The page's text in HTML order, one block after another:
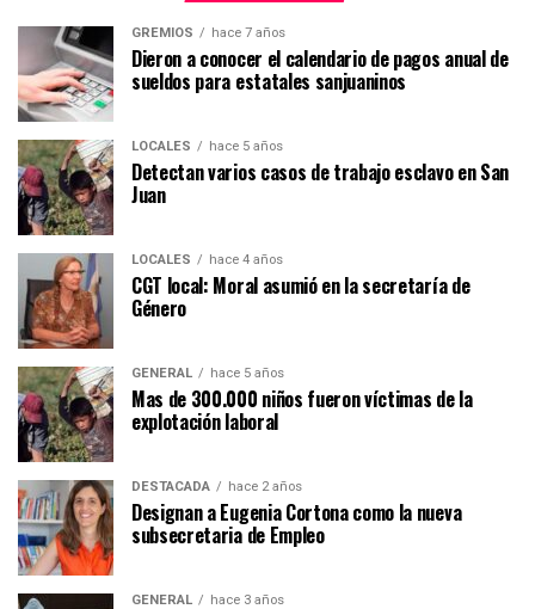
GREMIOS hace 7 años
Dieron a conocer el calendario de pagos anual de
sueldos para estatales sanjuaninos
LOCALES hace 5 años
Detectan varios casos de trabajo esclavo en San
Juan
LOCALES hace 4 años
CGT local: Moral asumió en la secretaría de
Género
GENERAL hace 5 años
Mas de 300.000 niños fueron víctimas de la
explotación laboral
DESTACADA hace 2 años
Designan a Eugenia Cortona como la nueva
subsecretaria de Empleo
GENERAL hace 3 años